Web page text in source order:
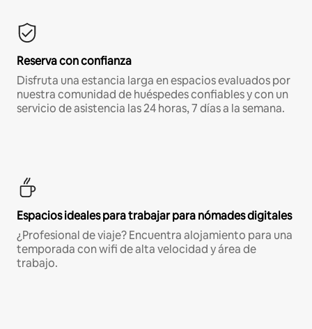
Reserva con confianza
Disfruta una estancia larga en espacios evaluados por
nuestra comunidad de huéspedes confiables y con un
servicio de asistencia las 24 horas, 7 días a la semana.
Espacios ideales para trabajar para nómades digitales
¿Profesional de viaje? Encuentra alojamiento para una
temporada con wifi de alta velocidad y área de
trabajo.